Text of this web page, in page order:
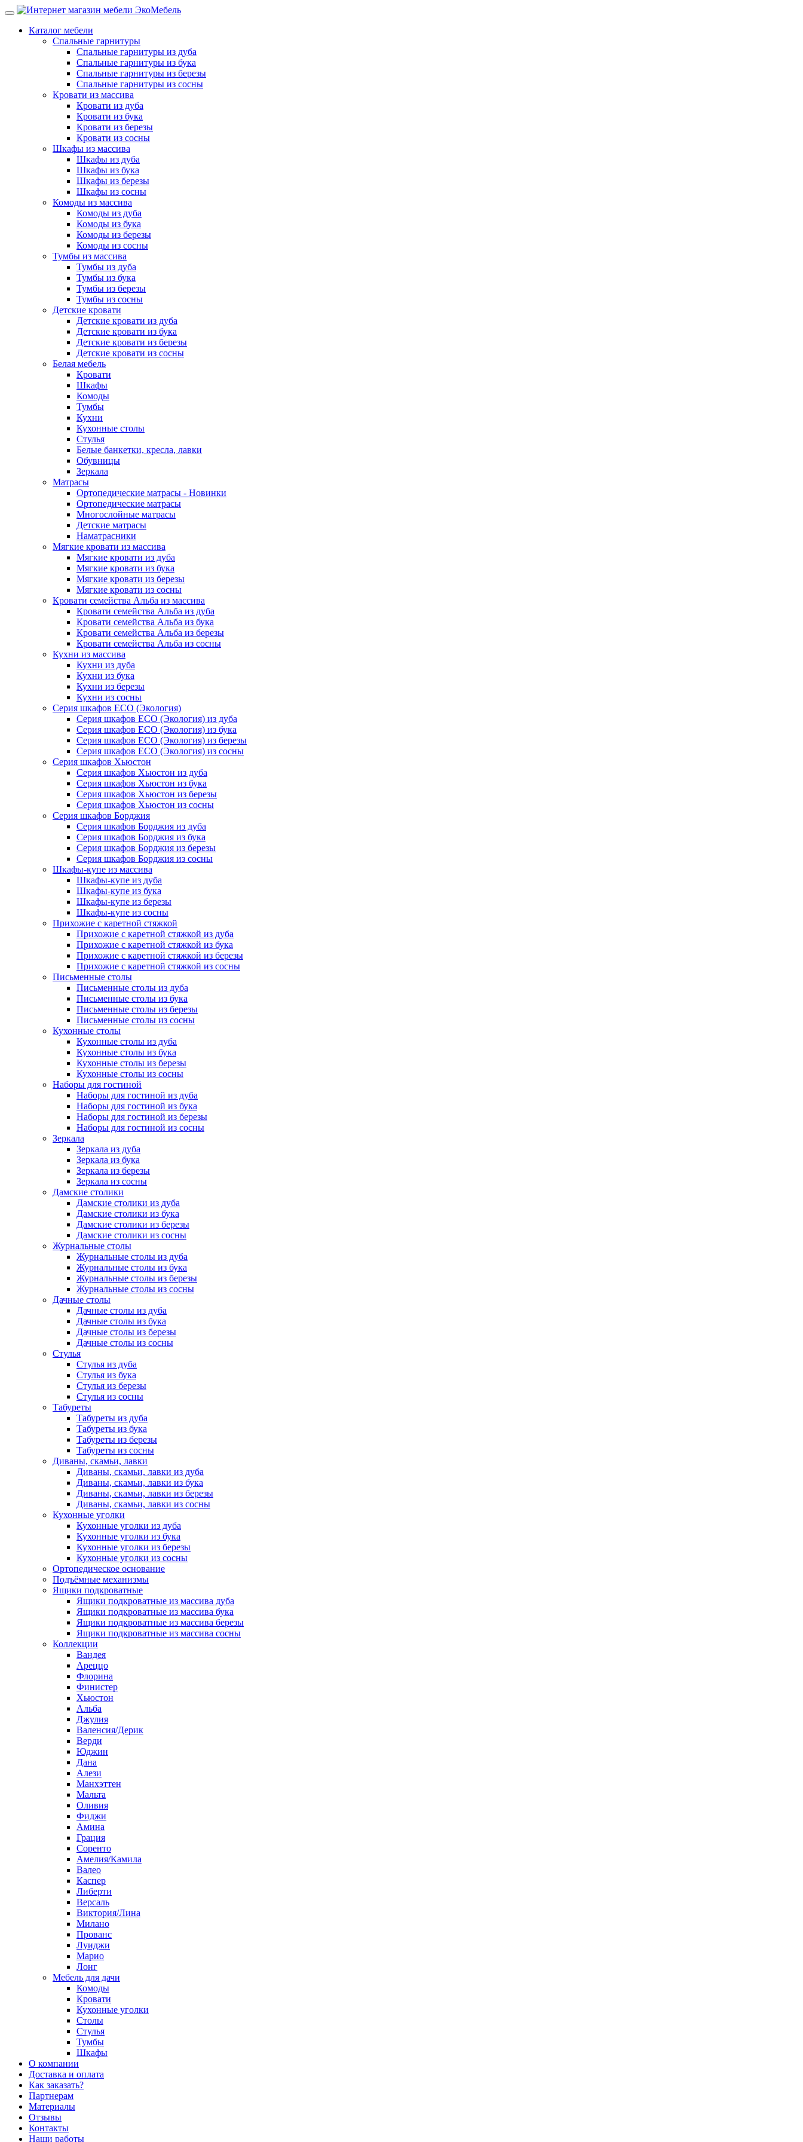
Каталог мебели
Спальные гарнитуры
Спальные гарнитуры из дуба
Спальные гарнитуры из бука
Спальные гарнитуры из березы
Спальные гарнитуры из сосны
Кровати из массива
Кровати из дуба
Кровати из бука
Кровати из березы
Кровати из сосны
Шкафы из массива
Шкафы из дуба
Шкафы из бука
Шкафы из березы
Шкафы из сосны
Комоды из массива
Комоды из дуба
Комоды из бука
Комоды из березы
Комоды из сосны
Тумбы из массива
Тумбы из дуба
Тумбы из бука
Тумбы из березы
Тумбы из сосны
Детские кровати
Детские кровати из дуба
Детские кровати из бука
Детские кровати из березы
Детские кровати из сосны
Белая мебель
Кровати
Шкафы
Комоды
Тумбы
Кухни
Кухонные столы
Стулья
Белые банкетки, кресла, лавки
Обувницы
Зеркала
Матрасы
Ортопедические матрасы - Новинки
Ортопедические матрасы
Многослойные матрасы
Детские матрасы
Наматрасники
Мягкие кровати из массива
Мягкие кровати из дуба
Мягкие кровати из бука
Мягкие кровати из березы
Мягкие кровати из сосны
Кровати семейства Альба из массива
Кровати семейства Альба из дуба
Кровати семейства Альба из бука
Кровати семейства Альба из березы
Кровати семейства Альба из сосны
Кухни из массива
Кухни из дуба
Кухни из бука
Кухни из березы
Кухни из сосны
Серия шкафов ECO (Экология)
Серия шкафов ECO (Экология) из дуба
Серия шкафов ECO (Экология) из бука
Серия шкафов ECO (Экология) из березы
Серия шкафов ECO (Экология) из сосны
Серия шкафов Хьюстон
Серия шкафов Хьюстон из дуба
Серия шкафов Хьюстон из бука
Серия шкафов Хьюстон из березы
Серия шкафов Хьюстон из сосны
Серия шкафов Борджия
Серия шкафов Борджия из дуба
Серия шкафов Борджия из бука
Серия шкафов Борджия из березы
Серия шкафов Борджия из сосны
Шкафы-купе из массива
Шкафы-купе из дуба
Шкафы-купе из бука
Шкафы-купе из березы
Шкафы-купе из сосны
Прихожие с каретной стяжкой
Прихожие с каретной стяжкой из дуба
Прихожие с каретной стяжкой из бука
Прихожие с каретной стяжкой из березы
Прихожие с каретной стяжкой из сосны
Письменные столы
Письменные столы из дуба
Письменные столы из бука
Письменные столы из березы
Письменные столы из сосны
Кухонные столы
Кухонные столы из дуба
Кухонные столы из бука
Кухонные столы из березы
Кухонные столы из сосны
Наборы для гостиной
Наборы для гостиной из дуба
Наборы для гостиной из бука
Наборы для гостиной из березы
Наборы для гостиной из сосны
Зеркала
Зеркала из дуба
Зеркала из бука
Зеркала из березы
Зеркала из сосны
Дамские столики
Дамские столики из дуба
Дамские столики из бука
Дамские столики из березы
Дамские столики из сосны
Журнальные столы
Журнальные столы из дуба
Журнальные столы из бука
Журнальные столы из березы
Журнальные столы из сосны
Дачные столы
Дачные столы из дуба
Дачные столы из бука
Дачные столы из березы
Дачные столы из сосны
Стулья
Стулья из дуба
Стулья из бука
Стулья из березы
Стулья из сосны
Табуреты
Табуреты из дуба
Табуреты из бука
Табуреты из березы
Табуреты из сосны
Диваны, скамьи, лавки
Диваны, скамьи, лавки из дуба
Диваны, скамьи, лавки из бука
Диваны, скамьи, лавки из березы
Диваны, скамьи, лавки из сосны
Кухонные уголки
Кухонные уголки из дуба
Кухонные уголки из бука
Кухонные уголки из березы
Кухонные уголки из сосны
Ортопедическое основание
Подъёмные механизмы
Ящики подкроватные
Ящики подкроватные из массива дуба
Ящики подкроватные из массива бука
Ящики подкроватные из массива березы
Ящики подкроватные из массива сосны
Коллекции
Вандея
Ареццо
Флорина
Финистер
Хьюстон
Альба
Джулия
Валенсия/Дерик
Верди
Юджин
Дана
Алези
Манхэттен
Мальта
Оливия
Фиджи
Амина
Грация
Соренто
Амелия/Камила
Валео
Каспер
Либерти
Версаль
Виктория/Лина
Милано
Прованс
Луиджи
Марио
Лонг
Мебель для дачи
Комоды
Кровати
Кухонные уголки
Столы
Стулья
Тумбы
Шкафы
О компании
Доставка и оплата
Как заказать?
Партнерам
Материалы
Отзывы
Контакты
Наши работы